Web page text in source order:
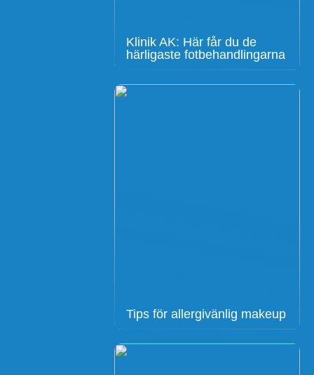
Klinik AK: Här får du de
härligaste fotbehandlingarna
Tips för allergivänlig makeup